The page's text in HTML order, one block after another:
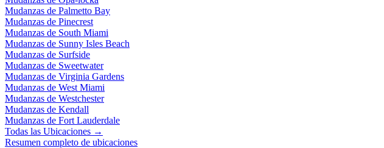
Mudanzas de Palmetto Bay
Mudanzas de Pinecrest
Mudanzas de South Miami
Mudanzas de Sunny Isles Beach
Mudanzas de Surfside
Mudanzas de Sweetwater
Mudanzas de Virginia Gardens
Mudanzas de West Miami
Mudanzas de Westchester
Mudanzas de Kendall
Mudanzas de Fort Lauderdale
Todas las Ubicaciones →
Resumen completo de ubicaciones